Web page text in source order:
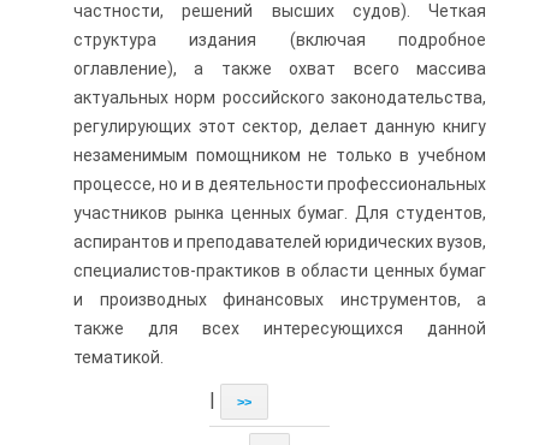
частности, решений высших судов). Четкая
структура издания (включая подробное
оглавление), а также охват всего массива
актуальных норм российского законодательства,
регулирующих этот сектор, делает данную книгу
незаменимым помощником не только в учебном
процессе, но и в деятельности профессиональных
участников рынка ценных бумаг. Для студентов,
аспирантов и преподавателей юридических вузов,
специалистов-практиков в области ценных бумаг
и производных финансовых инструментов, а
также для всех интересующихся данной
тематикой.
>>